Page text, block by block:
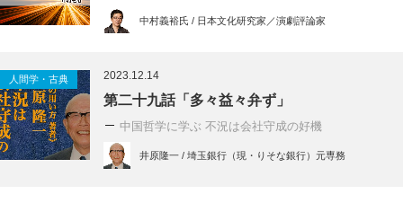
中村義裕氏 / 日本文化研究家／演劇評論家
人間学・古典 2023.12.14
第二十九話「多々益々弁ず」
中国哲学に学ぶ 不況は会社守成の好機
井原隆一 / 埼玉銀行（現・りそな銀行）元専務